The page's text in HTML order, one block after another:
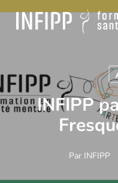
Panneau de gestion
contenu
INFIPP
Par INFIPP